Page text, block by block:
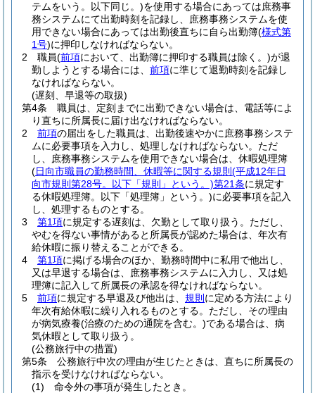
テムをいう。以下同じ。)を使用する場合にあっては庶務事
務システムにて出勤時刻を記録し、庶務事務システムを使
用できない場合にあっては出勤後直ちに自ら出勤簿(様式第
1号)に押印しなければならない。
2
職員(前項において、出勤簿に押印する職員は除く。)が退
勤しようとする場合には、 前項に準じて退勤時刻を記録し
なければならない。
(遅刻、早退等の取扱)
第4条
職員は、定刻までに出勤できない場合は、電話等によ
り直ちに所属長に届け出なければならない。
2
前項の届出をした職員は、出勤後速やかに庶務事務システ
ムに必要事項を入力し、処理しなければならない。 ただ
し、庶務事務システムを使用できない場合は、休暇処理簿
(日向市職員の勤務時間、休暇等に関する規則 (平成12年日
向市規則第28号。以下「規則」という。)第21条に規定す
る休暇処理簿。以下「処理簿」という。)に必要事項を記入
し、処理するものとする。
3
第1項に規定する遅刻は、欠勤として取り扱う。 ただし、
やむを得ない事情があると所属長が認めた場合は、年次有
給休暇に振り替えることができる。
4
第1項に掲げる場合のほか、勤務時間中に私用で他出し、
又は早退する場合は、庶務事務システムに入力し、又は処
理簿に記入して所属長の承認を得なければならない。
5
前項に規定する早退及び他出は、 規則 に定める方法により
年次有給休暇に繰り入れるものとする。 ただし、その理由
が病気療養(治療のための通院を含む。)である場合は、病
気休暇として取り扱う。
(公務旅行中の措置)
第5条
公務旅行中次の理由が生じたときは、直ちに所属長の
指示を受けなければならない。
(1)
命令外の事項が発生したとき。